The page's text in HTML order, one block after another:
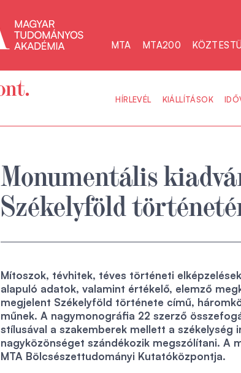
MTA MTA200
HÍRLEVÉL KIÁLLÍTÁSOK
Monumentális
Székelyföld
Mítoszok, tévhitek, téves történeti
alapuló adatok, valamint értékelő, elemző
megjelent Székelyföld története című,
műnek. A nagymonográfia 22 szerző
stílusával a szakemberek mellett a székelység
nagyközönséget szándékozik megszólítani. A
MTA Bölcsészettudományi Kutatóközpontja.